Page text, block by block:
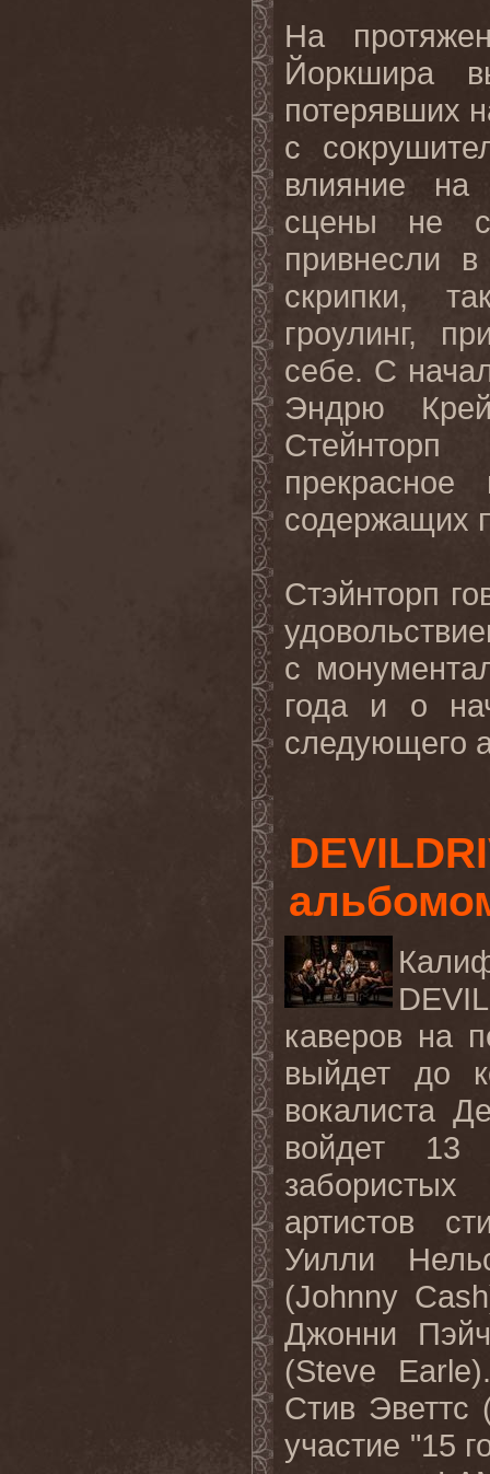
На
Йоркшира
потерявших
с
влияние на
сцены не
привнесли
скрипки,
гроулинг,
себе. С
Эндрю
содержащих
Стэйнторп
с
года и о
следующего
каверов на
выйдет до
вокалиста
войдет 13
забористых
артистов
Уилли
(Johnny
Джонни
(Steve
Стив Эветтс
участие "15